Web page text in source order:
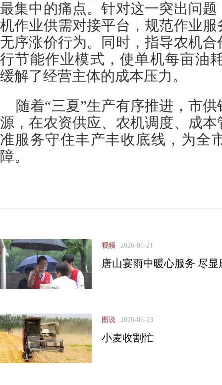
最集中的痛点。针对这一突出问
机作业供需对接平台，规范作业
无序涨价行为。同时，指导农机
行节能作业模式，使单机每亩油
缓解了经营主体的成本压力。
随着“三夏”生产有序推进，市
源，在农资供应、农机调度、成
准服务守住丰产丰收底线，为全
障。
视频 2026-06-21
唐山宴雨中暖心服务 尽
图说 2026-06-23
小麦收割忙